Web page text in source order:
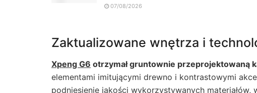
07/08/2026
Zaktualizowane wnętrza i
Xpeng G6 otrzymał gruntownie przeprojektowaną
elementami imitującymi drewno i kontrastowymi
podniesienie jakości wykorzystywanych